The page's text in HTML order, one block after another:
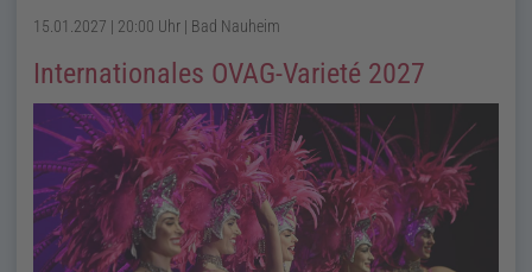
15.01.2027 | 20:00 Uhr | Bad Nauheim
Internationales OVAG-Varieté 2027